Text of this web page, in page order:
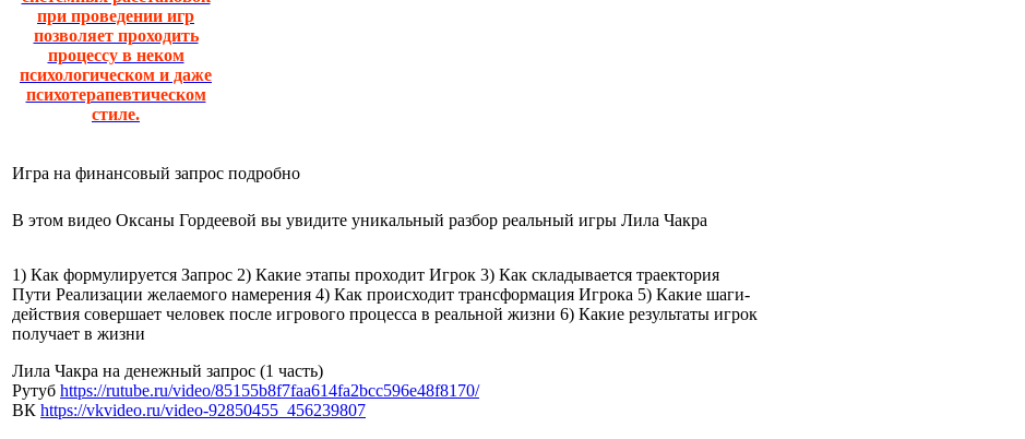
при проведении игр
позволяет проходить
процессу в неком
психологическом и даже
психотерапевтическом
стиле.
Игра на финансовый запрос подробно
В этом видео Оксаны Гордеевой вы увидите уникальный разбор реальный игры Лила Чакра
1) Как формулируется Запрос 2) Какие этапы проходит Игрок 3) Как складывается траектория
Пути Реализации желаемого намерения 4) Как происходит трансформация Игрока 5) Какие шаги-
действия совершает человек после игрового процесса в реальной жизни 6) Какие результаты игрок
получает в жизни
Лила Чакра на денежный запрос (1 часть)
Рутуб https://rutube.ru/video/85155b8f7faa614fa2bcc596e48f81 70/
ВК https://vkvideo.ru/video-92850455_456239807